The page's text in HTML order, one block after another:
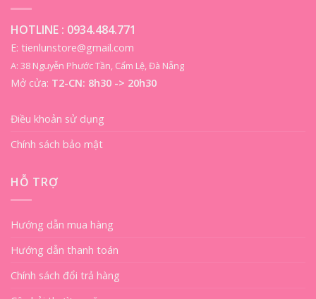
HOTLINE : 0934.484.771
E: tienlunstore@gmail.com
A: 38 Nguyễn Phước Tần, Cẩm Lệ, Đà Nẵng
Mở cửa: T2-CN: 8h30 -> 20h30
Điều khoản sử dụng
Chính sách bảo mật
HỖ TRỢ
Hướng dẫn mua hàng
Hướng dẫn thanh toán
Chính sách đổi trả hàng